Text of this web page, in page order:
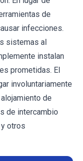
de
infecciones.
sistemas al
instalan
prometidas. El
involuntariamente
de
de intercambio
y otros